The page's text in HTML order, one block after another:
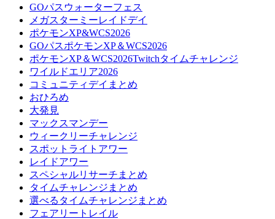
GOパスウォーターフェス
メガスターミーレイドデイ
ポケモンXP&WCS2026
GOパスポケモンXP＆WCS2026
ポケモンXP＆WCS2026Twitchタイムチャレンジ
ワイルドエリア2026
コミュニティデイまとめ
おひろめ
大発見
マックスマンデー
ウィークリーチャレンジ
スポットライトアワー
レイドアワー
スペシャルリサーチまとめ
タイムチャレンジまとめ
選べるタイムチャレンジまとめ
フェアリートレイル